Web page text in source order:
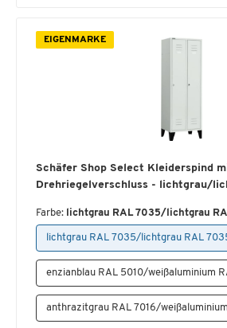
EIGENMARKE
Schäfer Shop Select Kleiderspind
Drehriegelverschluss - lichtgrau/
Farbe: lichtgrau RAL 7035/lichtgrau
lichtgrau RAL 7035/lichtgrau RAL
enzianblau RAL 5010/weißaluminium
anthrazitgrau RAL 7016/